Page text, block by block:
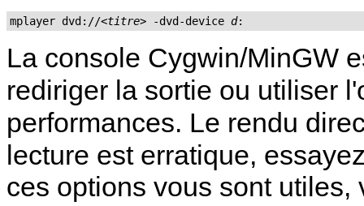
mplayer dvd://<titre> -dvd-device d:
La console Cygwin/MinGW
rediriger la sortie ou utiliser
performances. Le rendu
lecture est erratique,
ces options vous sont